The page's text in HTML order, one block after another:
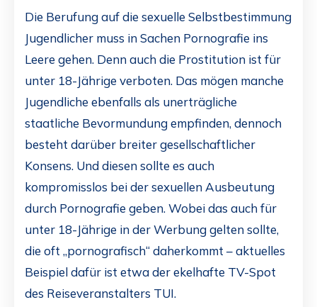
Die Berufung auf die sexuelle Selbstbestimmung
Jugendlicher muss in Sachen Pornografie ins
Leere gehen. Denn auch die Prostitution ist für
unter 18-Jährige verboten. Das mögen manche
Jugendliche ebenfalls als unerträgliche
staatliche Bevormundung empfinden, dennoch
besteht darüber breiter gesellschaftlicher
Konsens. Und diesen sollte es auch
kompromisslos bei der sexuellen Ausbeutung
durch Pornografie geben. Wobei das auch für
unter 18-Jährige in der Werbung gelten sollte,
die oft „pornografisch“ daherkommt – aktuelles
Beispiel dafür ist etwa der ekelhafte TV-Spot
des Reiseveranstalters TUI.